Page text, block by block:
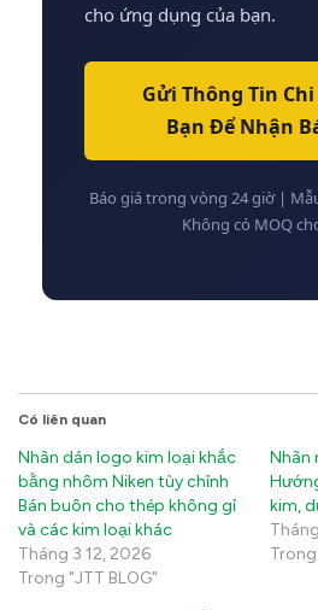
cho ứng dụng của bạn.
Gửi Thông Tin
Bạn Để Nhận
Báo giá trong vòng 24 giờ |
Không có MOQ
Có liên quan
Nhãn dán logo kim loại khắc
bằng nhôm Niken tùy chỉnh
Bán buôn cho thép không gỉ
và các kim loại khác
Tháng 3 12, 2026
Trong "JTT BLOG"
Nhãn
kim,
Trong